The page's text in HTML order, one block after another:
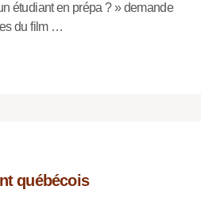
étudiant en prépa ? » demande
du film …
québécois